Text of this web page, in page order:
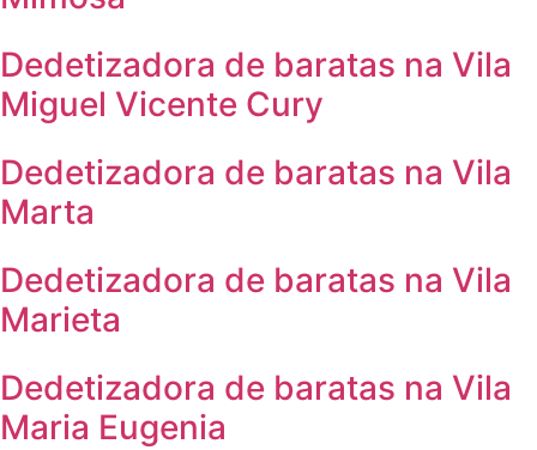
Dedetizadora de baratas na Vila
Miguel Vicente Cury
Dedetizadora de baratas na Vila
Marta
Dedetizadora de baratas na Vila
Marieta
Dedetizadora de baratas na Vila
Maria Eugenia